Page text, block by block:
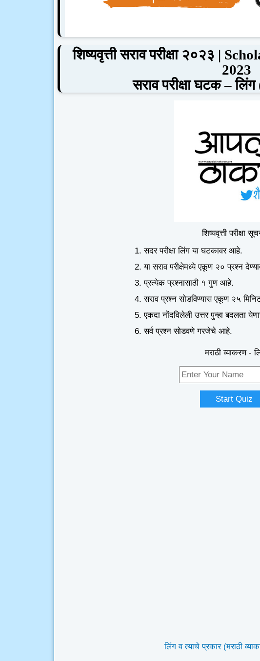
शिष्यवृत्ती सराव परीक्षा २०२३ |
2023
सराव परीक्षा घटक–लिंग
शिष्यवृत्ती परीक्षा
सदर परीक्षा लिंग या घटकावर आहे.
या सराव परीक्षेमध्ये एकूण २० प्रश्न
प्रत्येक प्रश्नासाठी १ गुण आहे.
सराव प्रश्न सोडविण्यास एकूण २५
एकदा नोंदविलेली उत्तर पुन्हा बदलता
सर्व प्रश्न सोडवणे गरजेचे आहे.
मराठी व्याकरण -
Start Quiz
लिंग व त्याचे प्रकार (मराठी